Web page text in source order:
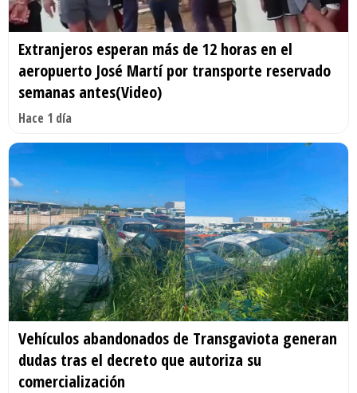
Extranjeros esperan más de 12 horas en el
aeropuerto José Martí por transporte reservado
semanas antes(Video)
Hace 1 día
Vehículos abandonados de Transgaviota generan
dudas tras el decreto que autoriza su
comercialización